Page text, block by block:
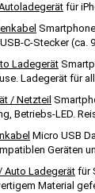
für
C-Stecker (ca.
Ladegerät
Ladegerät für
/ Netzteil
Betriebs-LED.
Micro USB
Geräten
Auto Ladegerät für
Material